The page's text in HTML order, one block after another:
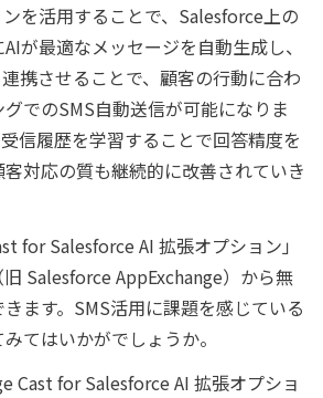
を活用することで、Salesforce上の
が最適なメッセージを自動生成し、
携させることで、顧客の行動に合わ
でのSMS自動送信が可能になりま
信履歴を学習することで回答精度を
対応の質も継続的に改善されていき
for Salesforce AI 拡張オプション」
Salesforce AppExchange）から無
ます。SMS活用に課題を感じている
てはいかがでしょうか。
Cast for Salesforce AI 拡張オプショ